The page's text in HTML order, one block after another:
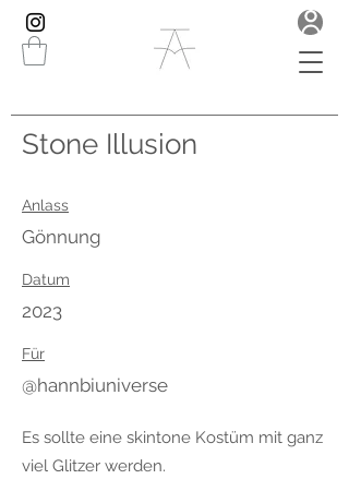
Stone Illusion
Anlass
Gönnung
Datum
2023
Für
@hannbiuniverse
Es sollte eine skintone Kostüm mit ganz
viel Glitzer werden.